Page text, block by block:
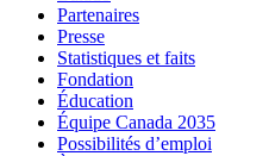
Partenaires
Presse
Statistiques et faits
Fondation
Éducation
Équipe Canada 2035
Possibilités d’emploi